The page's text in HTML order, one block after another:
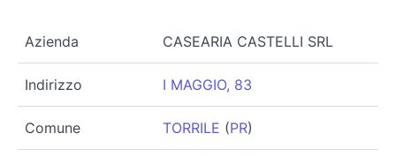
Azienda CASEARIA CASTELLI SRL
Indirizzo I MAGGIO, 83
Comune TORRILE (PR)